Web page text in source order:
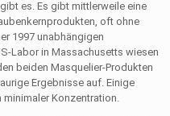
es. Es gibt mittlerweile eine
oft ohne
1997 unabhängigen
Labor in Massachusetts wiesen
beiden Masquelier-Produkten
Ergebnisse auf. Einige
minimaler Konzentration.